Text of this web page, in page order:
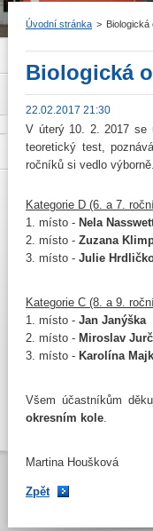
Úvodní stránka > Biologická
Biologická
22.02.2017 21:30
V úterý 10. 2. 2017 se
teoretický test,
ročníků si vedlo
Kategorie D (6. a 7.
1. místo - Nela
2. místo - Zuzana
3. místo - Julie
Kategorie C (8. a 9.
1. místo - Jan Janýška
2. místo - Miroslav
3. místo - Karolína
Všem účastníkům
okresním kole.
Martina Houšková
Zpět